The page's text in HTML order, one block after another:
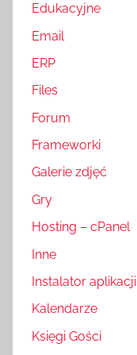
Edukacyjne
Email
ERP
Files
Forum
Frameworki
Galerie zdjęć
Gry
Hosting – cPanel
Inne
Instalator aplikacji
Kalendarze
Księgi Gości